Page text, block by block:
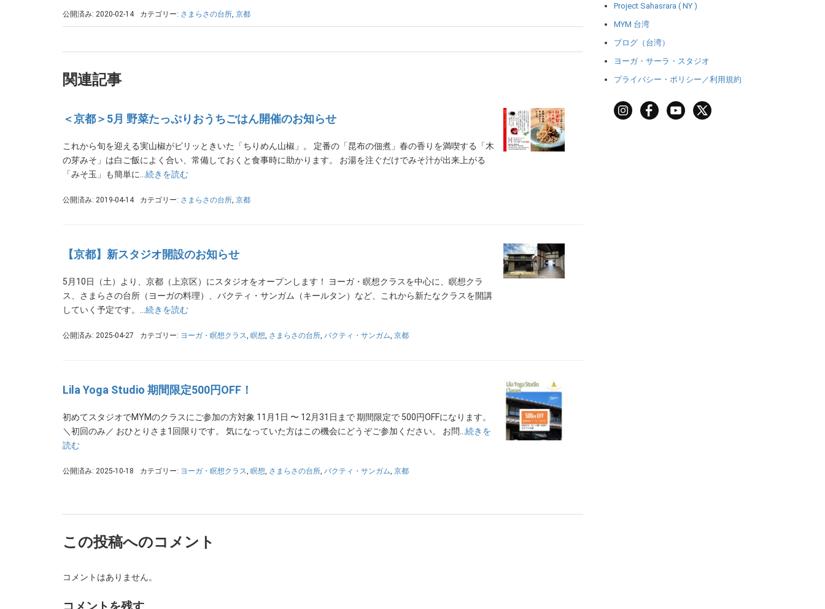
公開済み: 2020-02-14 カテゴリー: さまらさの台所, 京都
関連記事
＜京都＞5月 野菜たっぷりおうちごはん開催のお知らせ
これから旬を迎える実山椒がピリッときいた「ちりめん山椒」。 定番の「昆布の佃煮」春の香りを満喫する「木
の芽みそ」は白ご飯によく合い、常備しておくと食事時に助かります。 お湯を注ぐだけでみそ汁が出来上がる
「みそ玉」も簡単に… 続きを読む
公開済み: 2019-04-14 カテゴリー: さまらさの台所, 京都
【京都】新スタジオ開設のお知らせ
5月10日（土）より、京都（上京区）にスタジオをオープンします！ ヨーガ・瞑想クラスを中心に、瞑想クラ
ス、さまらさの台所（ヨーガの料理）、バクティ・サンガム（キールタン）など、これから新たなクラスを開講
していく予定です。… 続きを読む
公開済み: 2025-04-27 カテゴリー: ヨーガ・瞑想クラス, 瞑想, さまらさの台所, バクティ・サンガム, 京都
Lila Yoga Studio 期間限定500円OFF！
初めてスタジオでMYMのクラスにご参加の方対象 11月1日 〜 12月31日まで 期間限定で 500円OFFになります。
＼初回のみ／ おひとりさま1回限りです。 気になっていた方はこの機会にどうぞご参加ください。 お問… 続きを
読む
公開済み: 2025-10-18 カテゴリー: ヨーガ・瞑想クラス, 瞑想, さまらさの台所, バクティ・サンガム, 京都
この投稿へのコメント
コメントはありません。
Project Sahasrara ( NY )
MYM 台湾
ブログ（台湾）
ヨーガ・サーラ・スタジオ
プライバシー・ポリシー／利用規約